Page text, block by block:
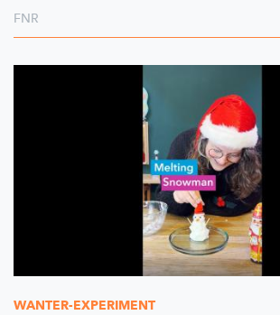
FNR
WANTER-EXPERIMENT